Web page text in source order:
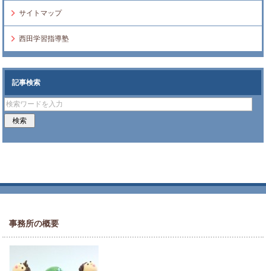
サイトマップ
西田学習指導塾
記事検索
事務所の概要